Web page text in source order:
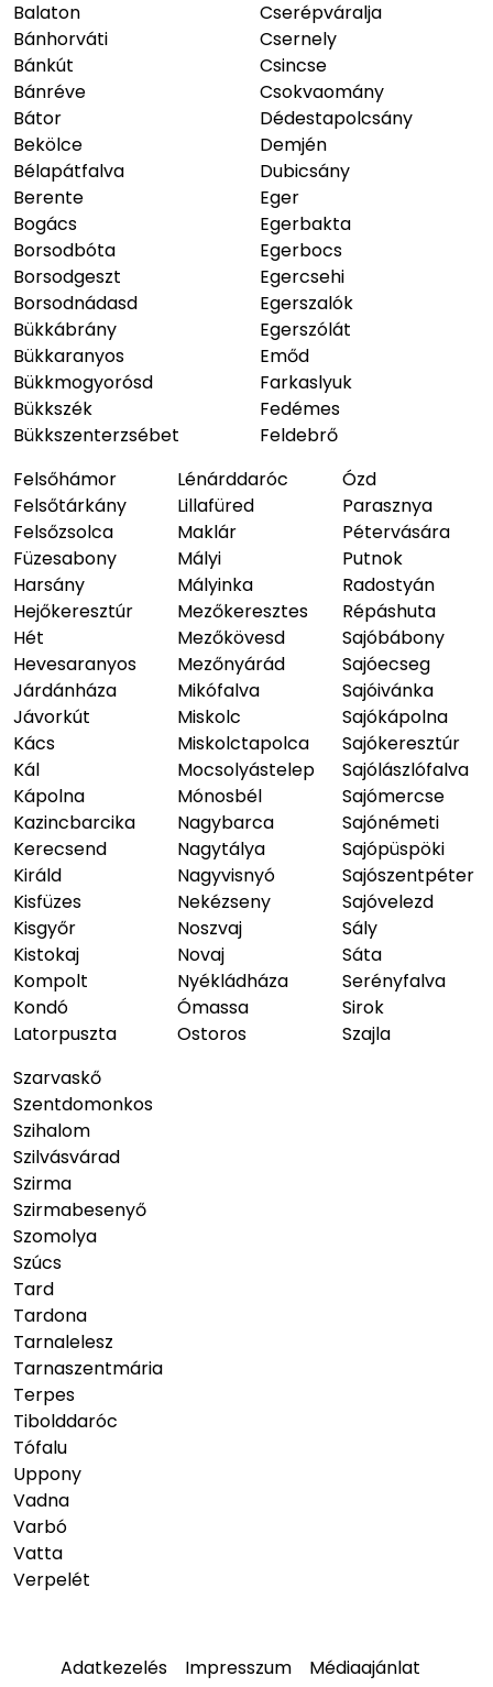
Balaton
Bánhorváti
Bánkút
Bánréve
Bátor
Bekölce
Bélapátfalva
Berente
Bogács
Borsodbóta
Borsodgeszt
Borsodnádasd
Bükkábrány
Bükkaranyos
Bükkmogyorósd
Bükkszék
Bükkszenterzsébet
Cserépváralja
Csernely
Csincse
Csokvaomány
Dédestapolcsány
Demjén
Dubicsány
Eger
Egerbakta
Egerbocs
Egercsehi
Egerszalók
Egerszólát
Emőd
Farkaslyuk
Fedémes
Feldebrő
Felsőhámor
Felsőtárkány
Felsőzsolca
Füzesabony
Harsány
Hejőkeresztúr
Hét
Hevesaranyos
Járdánháza
Jávorkút
Kács
Kál
Kápolna
Kazincbarcika
Kerecsend
Királd
Kisfüzes
Kisgyőr
Kistokaj
Kompolt
Kondó
Latorpuszta
Lénárddaróc
Lillafüred
Maklár
Mályi
Mályinka
Mezőkeresztes
Mezőkövesd
Mezőnyárád
Mikófalva
Miskolc
Miskolctapolca
Mocsolyástelep
Mónosbél
Nagybarca
Nagytálya
Nagyvisnyó
Nekézseny
Noszvaj
Novaj
Nyékládháza
Ómassa
Ostoros
Ózd
Parasznya
Pétervására
Putnok
Radostyán
Répáshuta
Sajóbábony
Sajóecseg
Sajóivánka
Sajókápolna
Sajókeresztúr
Sajólászlófalva
Sajómercse
Sajónémeti
Sajópüspöki
Sajószentpéter
Sajóvelezd
Sály
Sáta
Serényfalva
Sirok
Szajla
Szarvaskő
Szentdomonkos
Szihalom
Szilvásvárad
Szirma
Szirmabesenyő
Szomolya
Szúcs
Tard
Tardona
Tarnalelesz
Tarnaszentmária
Terpes
Tibolddaróc
Tófalu
Uppony
Vadna
Varbó
Vatta
Verpelét
Adatkezelés Impresszum Médiaajánlat